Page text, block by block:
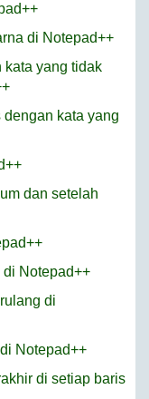
di Notepad++
kata yang tidak
kata yang
dan setelah
Notepad++
di
Notepad++
di setiap baris